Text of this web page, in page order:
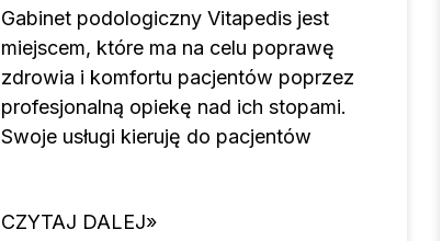
Gabinet podologiczny Vitapedis jest
miejscem, które ma na celu poprawę
zdrowia i komfortu pacjentów poprzez
profesjonalną opiekę nad ich stopami.
Swoje usługi kieruję do pacjentów
CZYTAJ DALEJ»